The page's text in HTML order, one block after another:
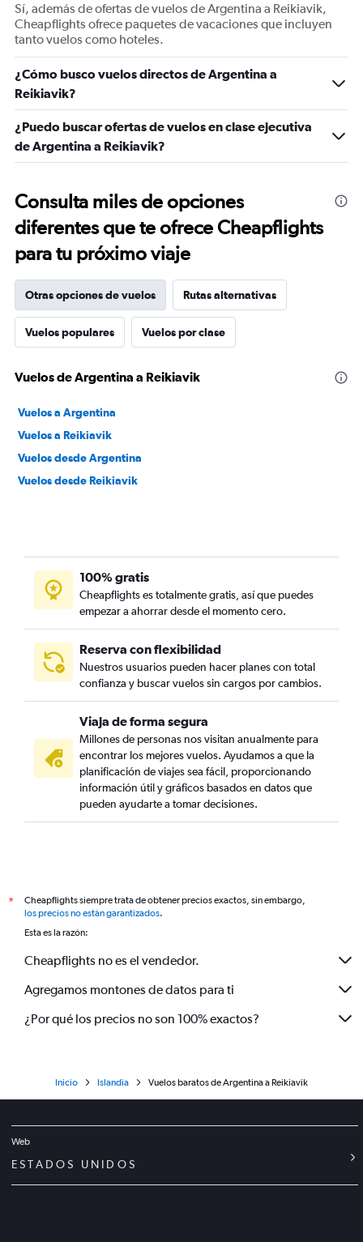
Sí, además de ofertas de vuelos de Argentina a Reikiavik,
Cheapflights ofrece paquetes de vacaciones que incluyen
tanto vuelos como hoteles.
¿Cómo busco vuelos directos de Argentina a
Reikiavik?
¿Puedo buscar ofertas de vuelos en clase ejecutiva
de Argentina a Reikiavik?
Consulta miles de opciones
diferentes que te ofrece Cheapflights
para tu próximo viaje
Otras opciones de vuelos Rutas alternativas
Vuelos populares Vuelos por clase
Vuelos de Argentina a Reikiavik
Vuelos a Argentina
Vuelos a Reikiavik
Vuelos desde Argentina
Vuelos desde Reikiavik
100% gratis
Cheapflights es totalmente gratis, así que puedes
empezar a ahorrar desde el momento cero.
Reserva con flexibilidad
Nuestros usuarios pueden hacer planes con total
confianza y buscar vuelos sin cargos por cambios.
Viaja de forma segura
Millones de personas nos visitan anualmente para
encontrar los mejores vuelos. Ayudamos a que la
planificación de viajes sea fácil, proporcionando
información útil y gráficos basados en datos que
pueden ayudarte a tomar decisiones.
*
Cheapflights siempre trata de obtener precios exactos, sin embargo,
los precios no están garantizados.
Esta es la razón:
Cheapflights no es el vendedor.
Agregamos montones de datos para ti
¿Por qué los precios no son 100% exactos?
Inicio Islandia Vuelos baratos de Argentina a Reikiavik
Web
ESTADOS UNIDOS